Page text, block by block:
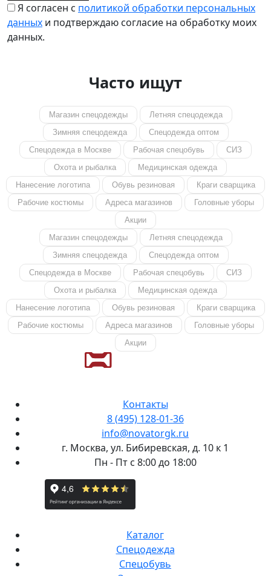
Я согласен с политикой обработки персональных
данных и подтверждаю согласие на обработку моих
данных.
Часто ищут
Магазин спецодежды
Летняя спецодежда
Зимняя спецодежда
Спецодежда оптом
Спецодежда в Москве
Рабочая спецобувь
СИЗ
Охота и рыбалка
Медицинская одежда
Нанесение логотипа
Обувь резиновая
Краги сварщика
Рабочие костюмы
Адреса магазинов
Головные уборы
Акции
Магазин спецодежды
Летняя спецодежда
Зимняя спецодежда
Спецодежда оптом
Спецодежда в Москве
Рабочая спецобувь
СИЗ
Охота и рыбалка
Медицинская одежда
Нанесение логотипа
Обувь резиновая
Краги сварщика
Рабочие костюмы
Адреса магазинов
Головные уборы
Акции
Контакты
8 (495) 128-01-36
info@novatorgk.ru
г. Москва, ул. Бибиревская, д. 10 к 1
Пн - Пт с 8:00 до 18:00
Каталог
Спецодежда
Спецобувь